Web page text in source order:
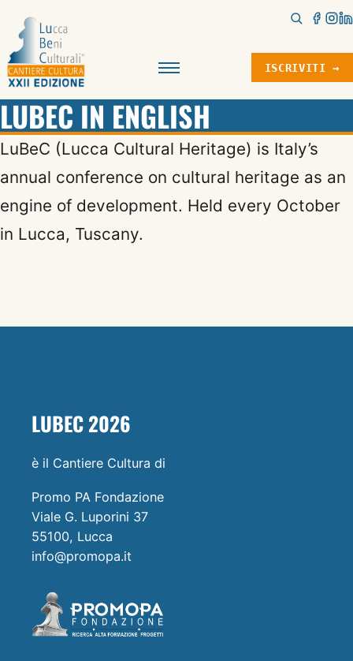
Menu
ISCRIVITI →
LUBEC IN ENGLISH
LuBeC (Lucca Cultural Heritage) is Italy’s
annual conference on cultural heritage as an
engine of development. Held every October
in Lucca, Tuscany.
LUBEC 2026
è il Cantiere Cultura di
Promo PA Fondazione
Viale G. Luporini 37
55100, Lucca
info@promopa.it